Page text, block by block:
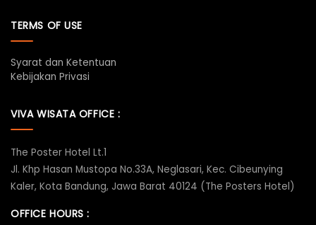
TERMS OF USE
Syarat dan Ketentuan
Kebijakan Privasi
VIVA WISATA OFFICE :
The Poster Hotel Lt.1
Jl. Khp Hasan Mustopa No.33A, Neglasari, Kec. Cibeunying
Kaler, Kota Bandung, Jawa Barat 40124 (The Posters Hotel)
OFFICE HOURS :